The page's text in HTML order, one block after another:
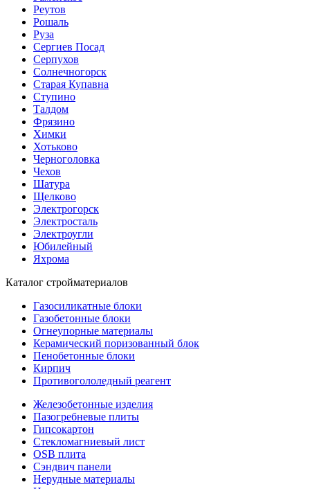
Реутов
Рошаль
Руза
Сергиев Посад
Серпухов
Солнечногорск
Старая Купавна
Ступино
Талдом
Фрязино
Химки
Хотьково
Черноголовка
Чехов
Шатура
Щелково
Электрогорск
Электросталь
Электроугли
Юбилейный
Яхрома
Каталог стройматериалов
Газосиликатные блоки
Газобетонные блоки
Огнеупорные материалы
Керамический поризованный блок
Пенобетонные блоки
Кирпич
Противогололедный реагент
Железобетонные изделия
Пазогребневые плиты
Гипсокартон
Стекломагниевый лист
OSB плита
Сэндвич панели
Нерудные материалы